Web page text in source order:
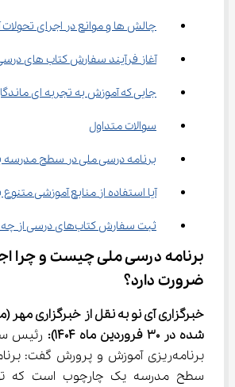
چالش ها و موانع در اجرای
آغاز فرآیند سفارش کتاب های
جایی که آموزش به تجربه ای
سوالات متداول
برنامه درسی ملی در سطح
آیا استفاده از منابع آموزشی
ثبت سفارش کتاب‌های درسی از چه زمانی آغاز می‌شود؟
برنامه درسی ملی چیست و چرا
ضرورت دارد؟
خبرگزاری آی نو به نقل از خبرگزاری مهر
شده در 30 فروردین ماه 1404):
رئیس
برنامه‌ریزی آموزش و پرورش گفت:
سطح مدرسه یک چارچوب است که